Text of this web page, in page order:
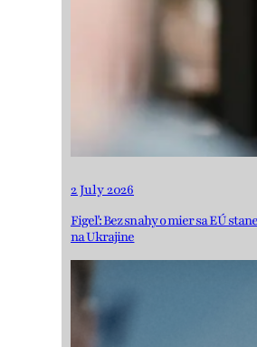
2 July 2026
Figeľ: Bez snahy o mier sa EÚ
na Ukrajine